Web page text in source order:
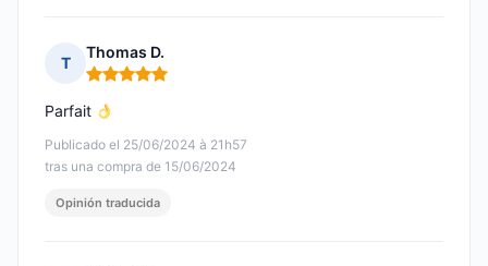
T
Thomas D.
Nota: 5 de 5
Publicado el 25/06/2024 à 21h57
tras una compra de 15/06/2024
Parfait
Opinión traducida